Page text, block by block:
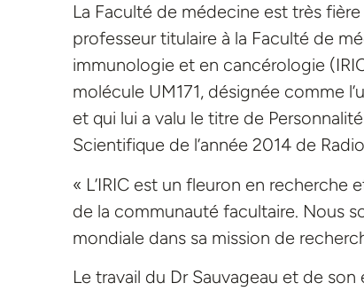
La Faculté de médecine est très
professeur titulaire à la Faculté de
immunologie et en cancérologie
molécule UM171, désignée comme
et qui lui a valu le titre de
Scientifique de l’année 2014 de
« L’IRIC est un fleuron en recherche
de la communauté facultaire. Nous
mondiale dans sa mission de
Le travail du Dr Sauvageau et de son